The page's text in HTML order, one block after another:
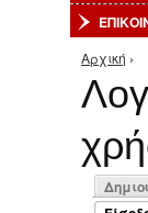
Είστε
Αρχική ›